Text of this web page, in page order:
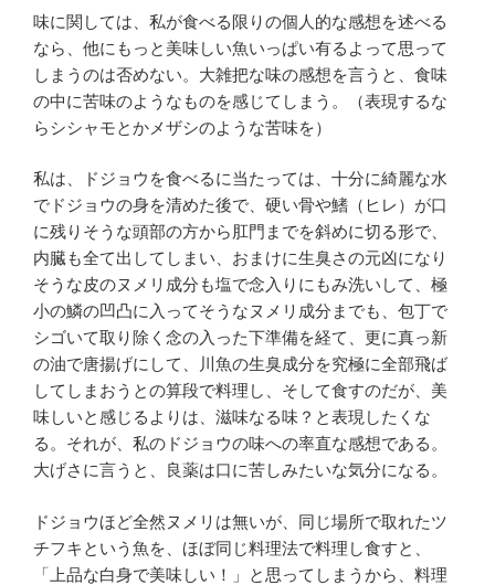
味に関しては、私が食べる限りの個人的な感想を述べる
なら、他にもっと美味しい魚いっぱい有るよって思って
しまうのは否めない。大雑把な味の感想を言うと、食味
の中に苦味のようなものを感じてしまう。（表現するな
らシシャモとかメザシのような苦味を）
私は、ドジョウを食べるに当たっては、十分に綺麗な水
でドジョウの身を清めた後で、硬い骨や鰭（ヒレ）が口
に残りそうな頭部の方から肛門までを斜めに切る形で、
内臓も全て出してしまい、おまけに生臭さの元凶になり
そうな皮のヌメリ成分も塩で念入りにもみ洗いして、極
小の鱗の凹凸に入ってそうなヌメリ成分までも、包丁で
シゴいて取り除く念の入った下準備を経て、更に真っ新
の油で唐揚げにして、川魚の生臭成分を究極に全部飛ば
してしまおうとの算段で料理し、そして食すのだが、美
味しいと感じるよりは、滋味なる味？と表現したくな
る。それが、私のドジョウの味への率直な感想である。
大げさに言うと、良薬は口に苦しみたいな気分になる。
ドジョウほど全然ヌメリは無いが、同じ場所で取れたツ
チフキという魚を、ほぼ同じ料理法で料理し食すと、
「上品な白身で美味しい！」と思ってしまうから、料理